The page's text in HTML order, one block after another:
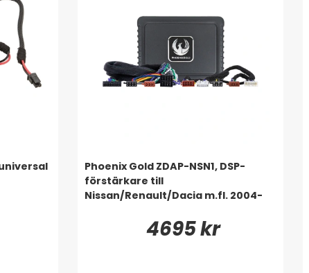
Phoenix Gold ZDAP-NSN1, DSP-
förstärkare till
Nissan/Renault/Dacia m.fl. 2004-
4695 kr